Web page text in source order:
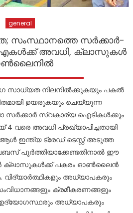
general
സംസ്ഥാനത്തെ സര്‍ക്കാര്‍-
അവധി, ക്ലാസുകൾ
സാധ്യത നിലനിൽക്കുകയും പകൽ
ഉയരുകയും ചെയ്യുന്ന
സർക്കാർ സ്വകാര്യ ഐടികൾക്കും
4 വരെ അവധി പ്രഖ്യാപിച്ചതായി
ആൾ ഇന്ത്യ ട്രേഡ് ടെസ്റ്റ് അടുത്ത
പൂർത്തിയാക്കേണ്ടതിനാൽ ഈ
ക്ലാസുകൾക്ക് പകരം ഓൺലൈൻ
അധ്യാപകരും
ക്രമീകരണങ്ങളും
ഉദ്യോഗസ്ഥരും അധ്യാപകരും